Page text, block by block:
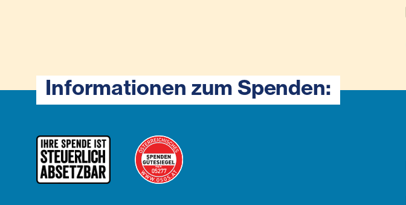
Informationen zum Spenden: